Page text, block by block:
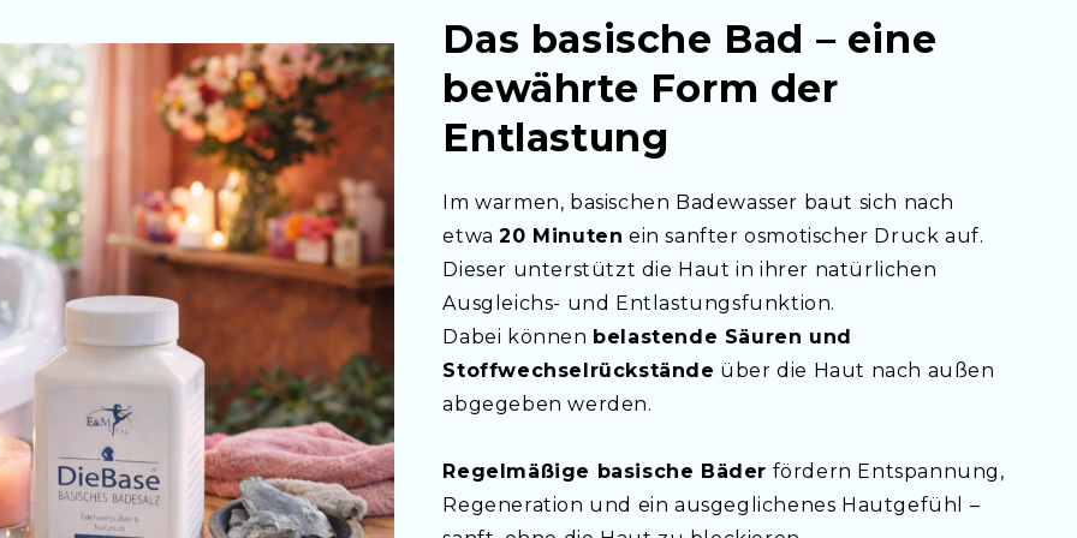
im Büro.
Warme Wickel werden traditionell zur Entspannung und Entlastung eingesetzt,
unter anderem bei:
Bauch- und Regelschmerzen
Verspannungen im Rücken- und Nierenbereich
innerer Unruhe und Erschöpfung
Wichtiger Hinweis zur Anwendung
Bitte beachte auch unser begleitendes Video
, in dem wir dir die Anwendung
Schritt für Schritt zeigen und viele praktische Tipps, Varianten sowie kleine Kniffe
erklären. So kannst du den Wickel individuell an deine Bedürfnisse anpassen und
Das basische Bad – eine
bewährte Form der
Entlastung
Im warmen, basischen Badewasser baut sich nach
etwa20 Minuten ein sanfter osmotischer Druck auf.
Dieser unterstützt die Haut in ihrer natürlichen
Ausgleichs- und Entlastungsfunktion.
Dabei können belastende Säuren und
Stoffwechselrückstände über die Haut nach außen
abgegeben werden.
Regelmäßige basische Bäder fördern Entspannung,
Regeneration und ein ausgeglichenes Hautgefühl –